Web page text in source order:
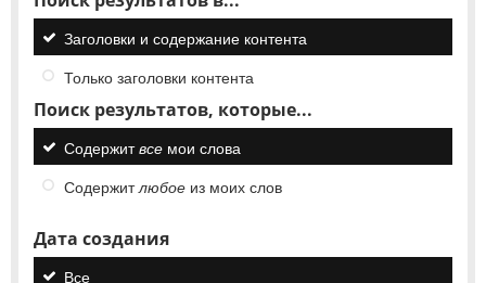
Заголовки и содержание контента
Только заголовки контента
Поиск результатов, которые...
Содержитвсе мои слова
Содержитлюбое из моих слов
Дата создания
Все